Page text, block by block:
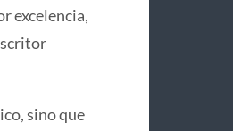
excelencia,
sino que